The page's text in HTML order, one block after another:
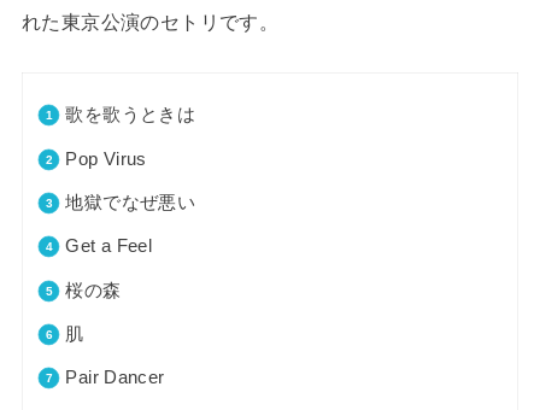
れた東京公演のセトリです。
歌を歌うときは
Pop Virus
地獄でなぜ悪い
Get a Feel
桜の森
肌
Pair Dancer